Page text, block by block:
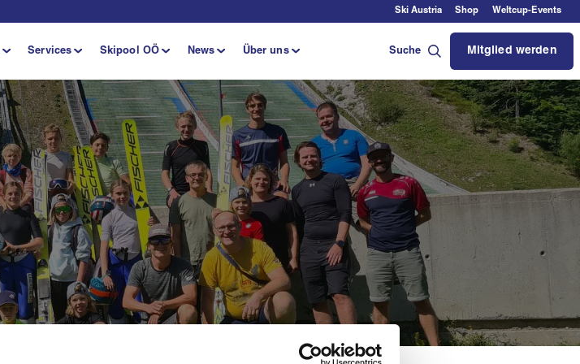
Ski Austria Shop Weltcup-Events
Services Skipool OÖ News Über uns Suche Mitglied werden